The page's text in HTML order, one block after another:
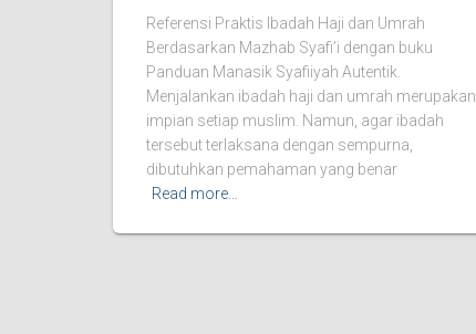
Referensi Praktis Ibadah Haji dan Umrah
Berdasarkan Mazhab Syafi’i dengan buku
Panduan Manasik Syafiiyah Autentik.
Menjalankan ibadah haji dan umrah merupakan
impian setiap muslim. Namun, agar ibadah
tersebut terlaksana dengan sempurna,
dibutuhkan pemahaman yang benar
Read more…